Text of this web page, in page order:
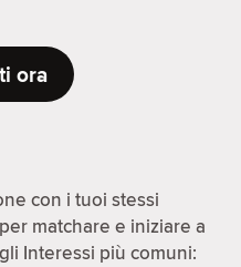
ora
con i tuoi stessi
matchare e iniziare a
Interessi più comuni: